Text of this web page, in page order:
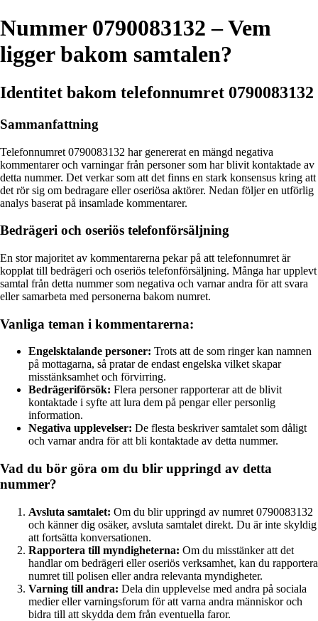
Nummer 0790083132 – Vem
ligger bakom samtalen?
Identitet bakom telefonnumret 0790083132
Sammanfattning
Telefonnumret 0790083132 har genererat en mängd negativa
kommentarer och varningar från personer som har blivit kontaktade av
detta nummer. Det verkar som att det finns en stark konsensus kring att
det rör sig om bedragare eller oseriösa aktörer. Nedan följer en utförlig
analys baserat på insamlade kommentarer.
Bedrägeri och oseriös telefonförsäljning
En stor majoritet av kommentarerna pekar på att telefonnumret är
kopplat till bedrägeri och oseriös telefonförsäljning. Många har upplevt
samtal från detta nummer som negativa och varnar andra för att svara
eller samarbeta med personerna bakom numret.
Vanliga teman i kommentarerna:
Engelsktalande personer: Trots att de som ringer kan namnen
på mottagarna, så pratar de endast engelska vilket skapar
misstänksamhet och förvirring.
Bedrägeriförsök: Flera personer rapporterar att de blivit
kontaktade i syfte att lura dem på pengar eller personlig
information.
Negativa upplevelser: De flesta beskriver samtalet som dåligt
och varnar andra för att bli kontaktade av detta nummer.
Vad du bör göra om du blir uppringd av detta
nummer?
Avsluta samtalet: Om du blir uppringd av numret 0790083132
och känner dig osäker, avsluta samtalet direkt. Du är inte skyldig
att fortsätta konversationen.
Rapportera till myndigheterna: Om du misstänker att det
handlar om bedrägeri eller oseriös verksamhet, kan du rapportera
numret till polisen eller andra relevanta myndigheter.
Varning till andra: Dela din upplevelse med andra på sociala
medier eller varningsforum för att varna andra människor och
bidra till att skydda dem från eventuella faror.